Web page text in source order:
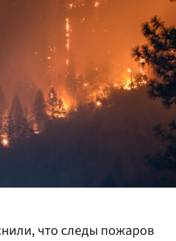
что следы пожаров